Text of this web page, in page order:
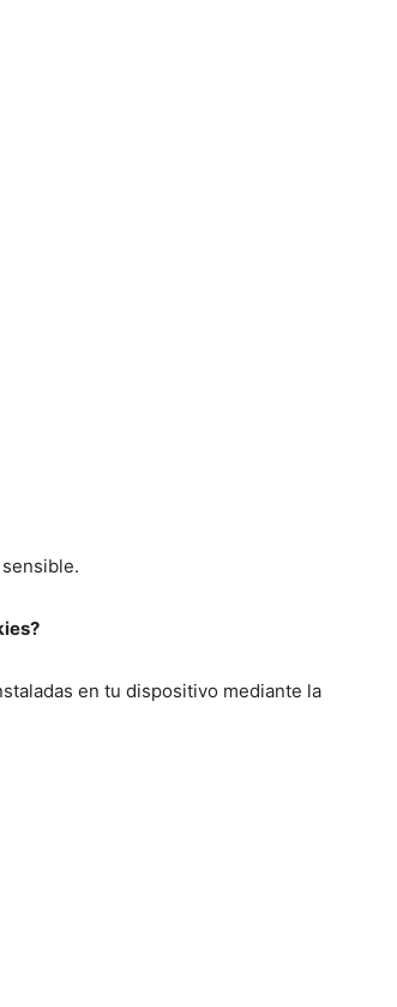
en tu dispositivo mediante la